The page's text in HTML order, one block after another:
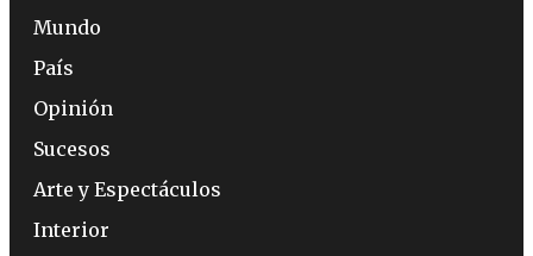
Mundo
País
Opinión
Sucesos
Arte y Espectáculos
Interior